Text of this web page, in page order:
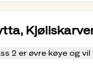
2 er øvre køye og